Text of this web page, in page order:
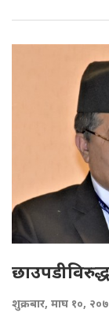
शुक्रबार, माघ १०,